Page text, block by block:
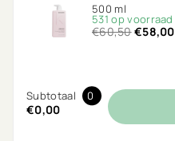
500 ml
531 op voorraad
€60,50€58,00
Subtotaal 0
€0,00